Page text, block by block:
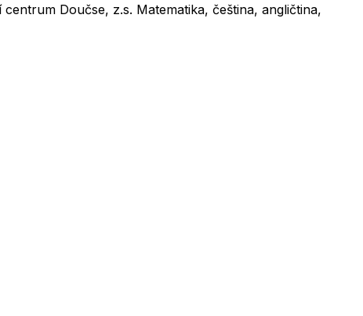
Doučse, z.s. Matematika, čeština, angličtina,